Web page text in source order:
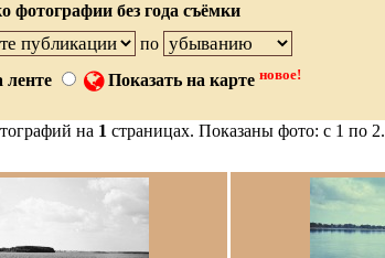
фотографии без года съёмки
по
ленте
Показать на карте новое!
на 1 страницах. Показаны фото: с 1 по 2.